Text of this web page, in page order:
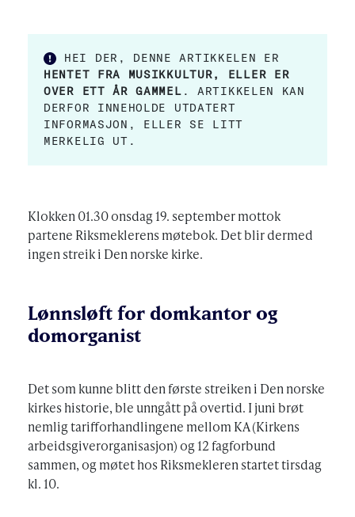
HEI DER, DENNE ARTIKKELEN ER
HENTET FRA MUSIKKULTUR, ELLER ER
OVER ETT ÅR GAMMEL . ARTIKKELEN KAN
DERFOR INNEHOLDE UTDATERT
INFORMASJON, ELLER SE LITT
MERKELIG UT.
Klokken 01.30 onsdag 19. september mottok
partene Riksmeklerens møtebok. Det blir dermed
ingen streik i Den norske kirke.
Lønnsløft for domkantor og
domorganist
Det som kunne blitt den første streiken i Den norske
kirkes historie, ble unngått på overtid. I juni brøt
nemlig tarifforhandlingene mellom KA (Kirkens
arbeids­giver­organisasjon) og 12 fagforbund
sammen, og møtet hos Riksmekleren startet tirsdag
kl. 10.